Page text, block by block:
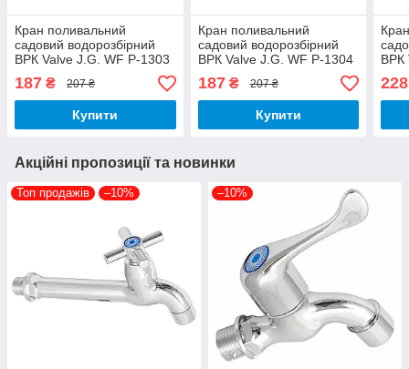
Кран поливальний
садовий водорозбірний
ВРК Valve J.G. WF Р-1303
18,5 см пластик білий
187 ₴ 207 ₴
Купити
Кран поливальний
садовий водорозбірний
ВРК Valve J.G. WF Р-1304
18,5 см пластик білий
187₴ 207 ₴
Купити
ВРК
18,5
228
Акційні пропозиції та новинки
Топ продажів –10% –10%